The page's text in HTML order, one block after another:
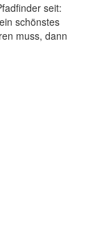
seit:
schönstes
muss, dann